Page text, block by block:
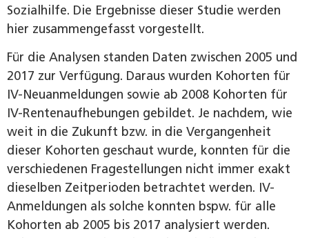
Sozialhilfe. Die Ergebnisse dieser Studie werden
hier zusammengefasst vorgestellt.
Für die Analysen standen Daten zwischen 2005 und
2017 zur Verfügung. Daraus wurden Kohorten für
IV-Neuanmeldungen sowie ab 2008 Kohorten für
IV-Rentenaufhebungen gebildet. Je nachdem, wie
weit in die Zukunft bzw. in die Vergangenheit
dieser Kohorten geschaut wurde, konnten für die
verschiedenen Fragestellungen nicht immer exakt
dieselben Zeitperioden betrachtet werden. IV-
Anmeldungen als solche konnten bspw. für alle
Kohorten ab 2005 bis 2017 analysiert werden.